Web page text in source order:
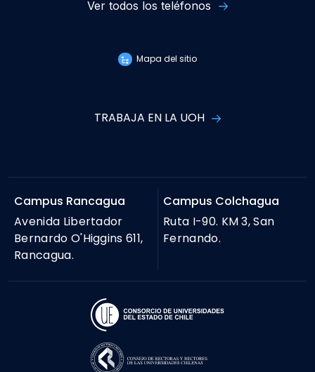
Ver todos los teléfonos
Mapa del sitio
TRABAJA EN LA UOH
Campus Rancagua
Avenida Libertador
Bernardo O'Higgins 611,
Rancagua.
Campus Colchagua
Ruta I-90. KM 3, San
Fernando.